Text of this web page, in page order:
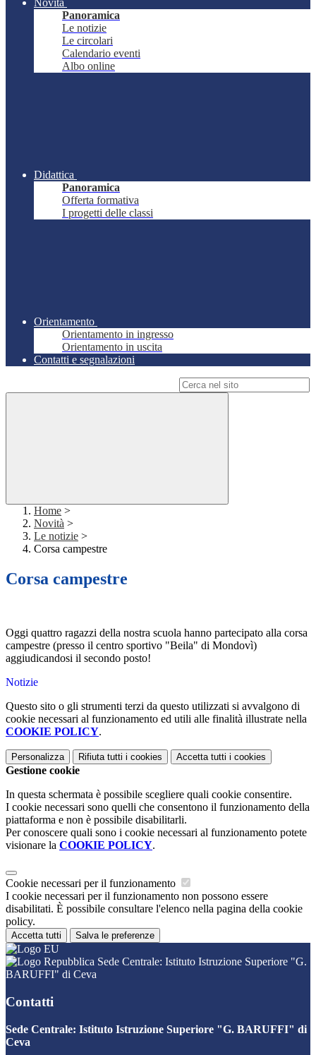
Novità
Panoramica
Le notizie
Le circolari
Calendario eventi
Albo online
Didattica
Panoramica
Offerta formativa
I progetti delle classi
Orientamento
Orientamento in ingresso
Orientamento in uscita
Contatti e segnalazioni
Home >
Novità >
Le notizie >
Corsa campestre
Corsa campestre
Oggi quattro ragazzi della nostra scuola hanno partecipato alla corsa
campestre (presso il centro sportivo "Beila" di Mondovì)
aggiudicandosi il secondo posto!
Notizie
Questo sito o gli strumenti terzi da questo utilizzati si avvalgono di
cookie necessari al funzionamento ed utili alle finalità illustrate nella
COOKIE POLICY.
Personalizza Rifiuta tutti i cookies Accetta tutti i cookies
Gestione cookie
In questa schermata è possibile scegliere quali cookie consentire.
I cookie necessari sono quelli che consentono il funzionamento della
piattaforma e non è possibile disabilitarli.
Per conoscere quali sono i cookie necessari al funzionamento potete
visionare la COOKIE POLICY.
Cookie necessari per il funzionamento
I cookie necessari per il funzionamento non possono essere
disabilitati. È possibile consultare l'elenco nella pagina della cookie
policy.
Accetta tutti Salva le preferenze
Sede Centrale: Istituto Istruzione Superiore "G.
BARUFFI" di Ceva
Contatti
Sede Centrale: Istituto Istruzione Superiore "G. BARUFFI" di
Ceva